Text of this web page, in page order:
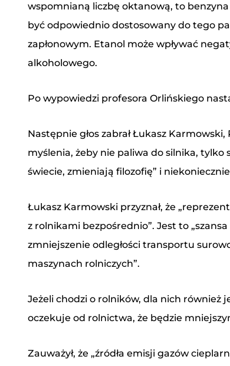
wspomnianą liczbę oktanową, to benzyna
być odpowiednio dostosowany do tego
zapłonowym. Etanol może wpływać
alkoholowego.
Po wypowiedzi profesora Orlińskiego
Następnie głos zabrał Łukasz
myślenia, żeby nie paliwa do silnika,
świecie, zmieniają filozofię” i
Łukasz Karmowski przyznał, że
z rolnikami bezpośrednio”. Jest to
zmniejszenie odległości transportu
maszynach rolniczych”.
Jeżeli chodzi o rolników, dla nich również
oczekuje od rolnictwa, że będzie
Zauważył, że „źródła emisji gazów